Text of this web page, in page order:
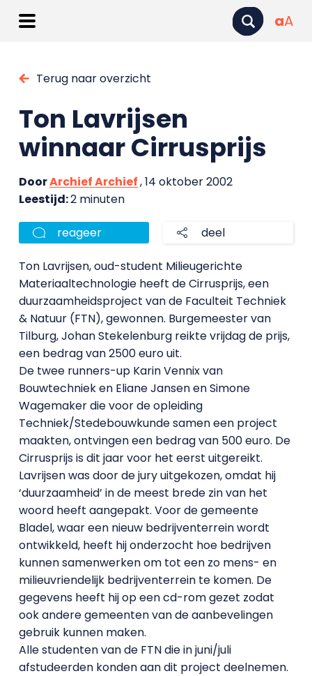
aA
Terug naar overzicht
Ton Lavrijsen
winnaar Cirrusprijs
DoorArchief Archief, 14 oktober 2002
Leestijd:2 minuten
reageer deel
Ton Lavrijsen, oud-student Milieugerichte
Materiaaltechnologie heeft de Cirrusprijs, een
duurzaamheidsproject van de Faculteit Techniek
& Natuur (FTN), gewonnen. Burgemeester van
Tilburg, Johan Stekelenburg reikte vrijdag de prijs,
een bedrag van 2500 euro uit.
De twee runners-up Karin Vennix van
Bouwtechniek en Eliane Jansen en Simone
Wagemaker die voor de opleiding
Techniek/Stedebouwkunde samen een project
maakten, ontvingen een bedrag van 500 euro. De
Cirrusprijs is dit jaar voor het eerst uitgereikt.
Lavrijsen was door de jury uitgekozen, omdat hij
‘duurzaamheid’ in de meest brede zin van het
woord heeft aangepakt. Voor de gemeente
Bladel, waar een nieuw bedrijventerrein wordt
ontwikkeld, heeft hij onderzocht hoe bedrijven
kunnen samenwerken om tot een zo mens- en
milieuvriendelijk bedrijventerrein te komen. De
gegevens heeft hij op een cd-rom gezet zodat
ook andere gemeenten van de aanbevelingen
gebruik kunnen maken.
Alle studenten van de FTN die in juni/juli
afstudeerden konden aan dit project deelnemen.